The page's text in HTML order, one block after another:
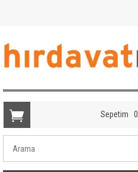
Sepetim 0